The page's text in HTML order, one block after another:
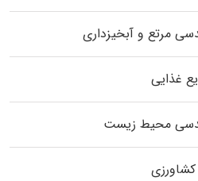
مرتع و آبخیزداری
غذایی
محیط زیست